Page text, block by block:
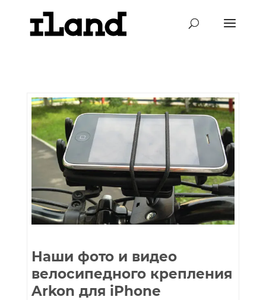
Наши фото и видео
велосипедного крепления
Arkon для iPhone